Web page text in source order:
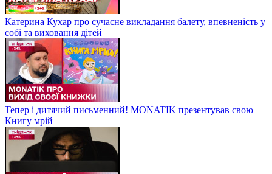
Катерина Кухар про сучасне викладання балету, впевненість у
собі та виховання дітей
Тепер і дитячий письменний! MONATIK презентував свою
Книгу мрій